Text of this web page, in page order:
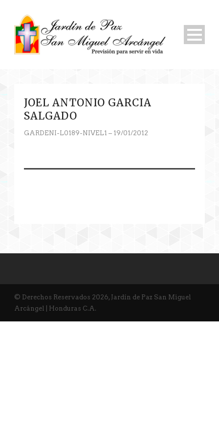
JOEL ANTONIO GARCIA
SALGADO
GARDENI-L0189-NIVEL1 – 19/01/2012
© Derechos Reservados 2026, Jardín de Paz San Miguel
Arcángel | Honduras C.A.